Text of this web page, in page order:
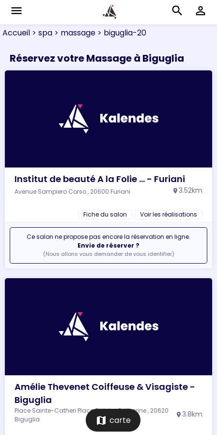
menu search perm_identity
Accueil > spa > massage > biguglia-20
Réservez votre Massage à Biguglia
Institut de beauté A la Folie ... - Furiani
Avenue Sampiero Corso , 20600 Furiani location_on 3.52km
Fiche du salon Voir les réalisations
Ce salon ne propose pas encore la réservation en ligne.
Envie de réserver ?
(Nous allons vous demander de vous identifier)
Amélie Thevenet Coiffeuse & Visagiste -
Biguglia
Place Sainte-Catheri Place Sainte-Catherine , 20620
Biguglia
location_on 3.8km
map carte